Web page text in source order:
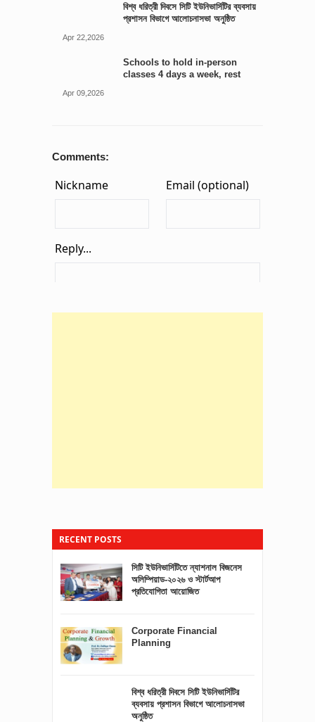
বিশ্ব ধরিত্রী দিবসে সিটি ইউনিভার্সিটির ব্যবসায়
প্রশাসন বিভাগে আলোচনাসভা অনুষ্ঠিত
Apr 22,2026
Schools to hold in-person
classes 4 days a week, rest
Apr 09,2026
Comments:
RECENT POSTS
সিটি ইউনিভার্সিটিতে ন্যাশনাল বিজনেস
অলিম্পিয়াড-২০২৬ ও স্টার্টআপ
প্রতিযোগিতা আয়োজিত
Corporate Financial
Planning
বিশ্ব ধরিত্রী দিবসে সিটি ইউনিভার্সিটির
ব্যবসায় প্রশাসন বিভাগে আলোচনাসভা
অনুষ্ঠিত